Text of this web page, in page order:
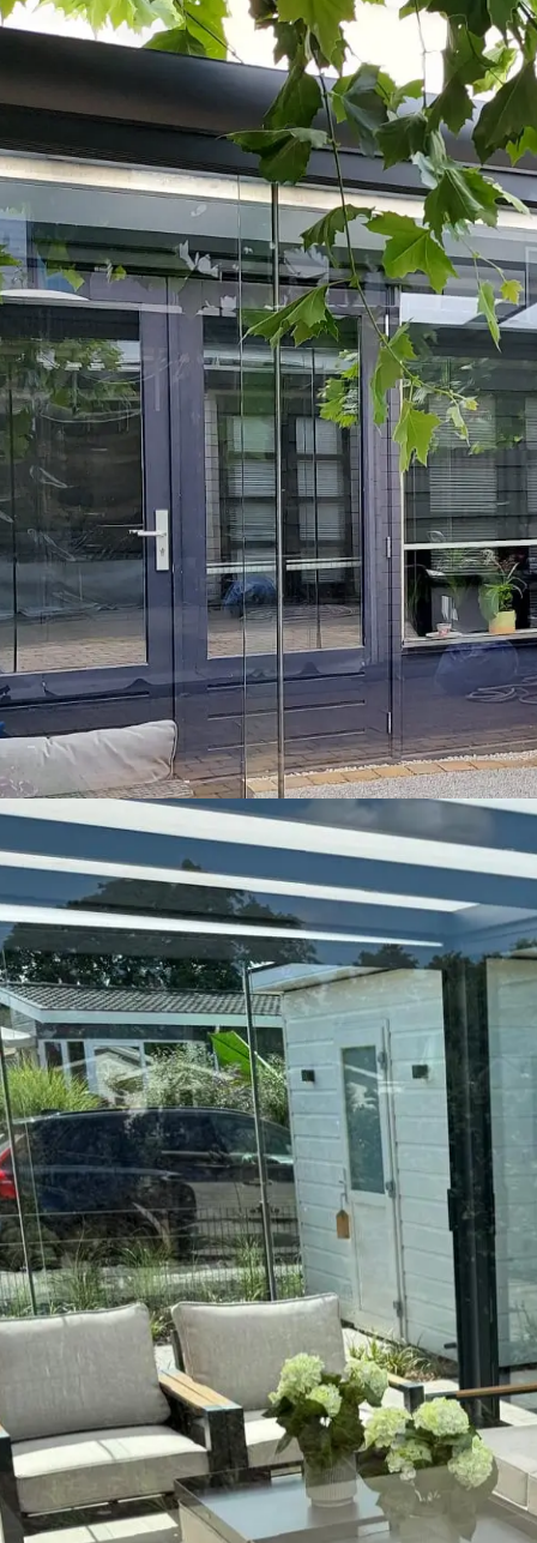
Als veranda biedt dePuureen comfortabele plek om langer buiten te
zitten en te genieten van uw tuin. Door het toevoegen van
zijwanden
en glazen schuifwanden
kan dit model eenvoudig worden uitgebreid
tuinkamer, zodat u in alle seizoenen kunt
genieten van het buitenleven.
Wilt u deze veranda in het echt bekijken? In onzeshowroom in
Heterenkunt u verschillende veranda’s, tuinkamers en glazen
schuifwanden bekijken en inspiratie opdoen voor uw eigen
buitenruimte.
Offerte aanvragen
Kenmerken
Dit model veranda is ontworpen voor comfort, uitstraling en
kwaliteit . Hieronder vindt u de belangrijkste kenmerken.
Tijdloos ontwerp
Uitbreidbaar naar complete tuinkamer
Mogelijk met glazen schuifwanden, schuifpui of vaste
glaswanden
Uitbreidbaar met zonwering
Offerte aanvragen